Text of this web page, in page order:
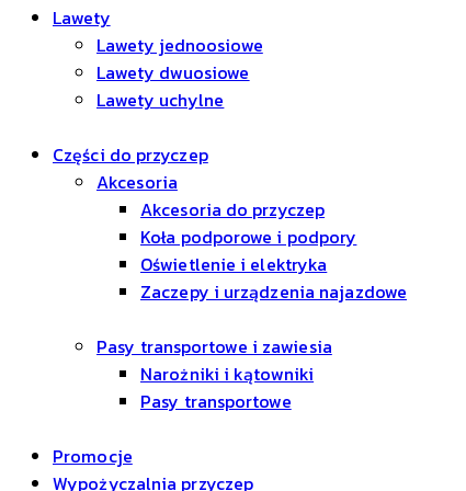
Lawety
Lawety jednoosiowe
Lawety dwuosiowe
Lawety uchylne
Części do przyczep
Akcesoria
Akcesoria do przyczep
Koła podporowe i podpory
Oświetlenie i elektryka
Zaczepy i urządzenia najazdowe
Pasy transportowe i zawiesia
Narożniki i kątowniki
Pasy transportowe
Promocje
Wypożyczalnia przyczep